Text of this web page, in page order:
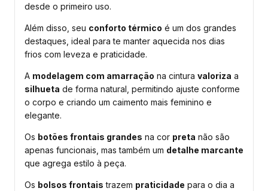
desde o primeiro uso.
Além disso, seu conforto térmico é um dos grandes
destaques, ideal para te manter aquecida nos dias
frios com leveza e praticidade.
A modelagem com amarração na cintura valoriza a
silhueta de forma natural, permitindo ajuste conforme
o corpo e criando um caimento mais feminino e
elegante.
Os botões frontais grandes na cor preta não são
apenas funcionais, mas também um detalhe marcante
que agrega estilo à peça.
Os bolsos frontais trazem praticidade para o dia a